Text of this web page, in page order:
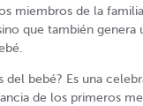
miembros de la
que también
del bebé? Es una
de los primeros